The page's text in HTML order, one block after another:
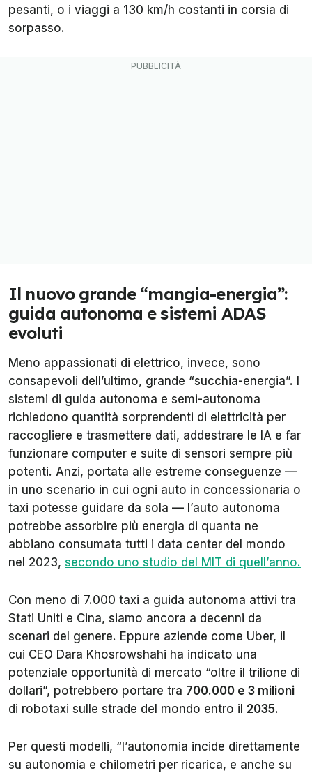
pesanti, o i viaggi a 130 km/h costanti in corsia di
sorpasso.
Il nuovo grande “mangia-energia”:
guida autonoma e sistemi ADAS
evoluti
Meno appassionati di elettrico, invece, sono
consapevoli dell’ultimo, grande “succhia-energia”. I
sistemi di guida autonoma e semi-autonoma
richiedono quantità sorprendenti di elettricità per
raccogliere e trasmettere dati, addestrare le IA e far
funzionare computer e suite di sensori sempre più
potenti. Anzi, portata alle estreme conseguenze —
in uno scenario in cui ogni auto in concessionaria o
taxi potesse guidare da sola — l’auto autonoma
potrebbe assorbire più energia di quanta ne
abbiano consumata tutti i data center del mondo
nel 2023, secondo uno studio del MIT di quell’anno.
Con meno di 7.000 taxi a guida autonoma attivi tra
Stati Uniti e Cina, siamo ancora a decenni da
scenari del genere. Eppure aziende come Uber, il
cui CEO Dara Khosrowshahi ha indicato una
potenziale opportunità di mercato “oltre il trilione di
dollari”, potrebbero portare tra 700.000 e 3 milioni
di robotaxi sulle strade del mondo entro il 2035.
Per questi modelli, “l’autonomia incide direttamente
su autonomia e chilometri per ricarica, e anche su